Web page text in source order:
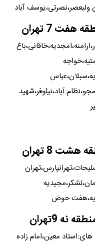
ولیعصر،نصرتی،یوسف آباد
7 تهران
آباد،نیلوفر،شهید
8 تهران
حوض
9تهران
معین،امام زاده